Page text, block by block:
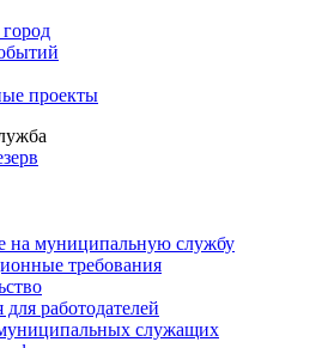
проекты
на муниципальную службу
требования
работодателей
служащих